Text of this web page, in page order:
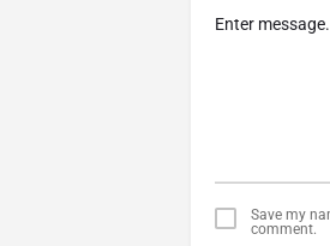
Save my
comment.